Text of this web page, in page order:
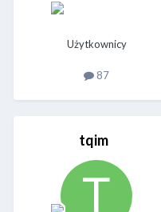
Użytkownicy
87
tqim